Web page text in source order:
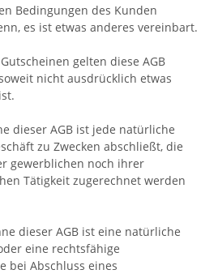
Bedingungen des Kunden
es ist etwas anderes vereinbart.
gelten diese AGB
nicht ausdrücklich etwas
dieser AGB ist jede natürliche
zu Zwecken abschließt, die
gewerblichen noch ihrer
Tätigkeit zugerechnet werden
dieser AGB ist eine natürliche
eine rechtsfähige
bei Abschluss eines